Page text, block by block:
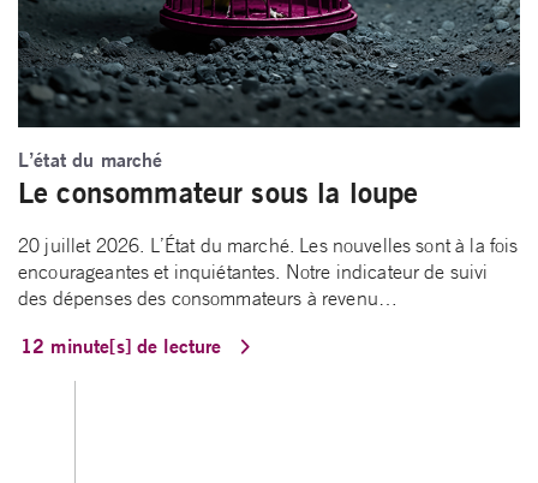
L’état du marché
Le consommateur sous la loupe
20 juillet 2026. L’État du marché. Les nouvelles sont à la fois
encourageantes et inquiétantes. Notre indicateur de suivi
des dépenses des consommateurs à revenu…
12 minute[s] de lecture